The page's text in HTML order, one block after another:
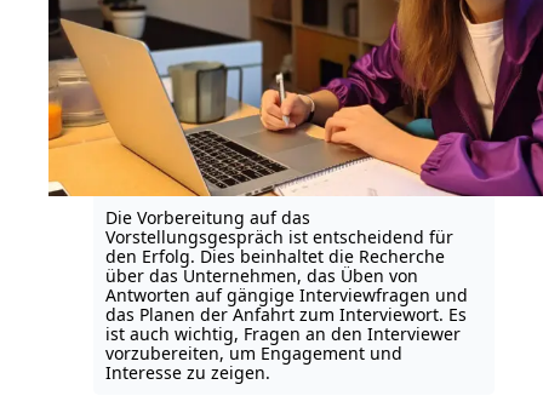
Die Vorbereitung auf das
Vorstellungsgespräch ist entscheidend für
den Erfolg. Dies beinhaltet die Recherche
über das Unternehmen, das Üben von
Antworten auf gängige Interviewfragen und
das Planen der Anfahrt zum Interviewort. Es
ist auch wichtig, Fragen an den Interviewer
vorzubereiten, um Engagement und
Interesse zu zeigen.